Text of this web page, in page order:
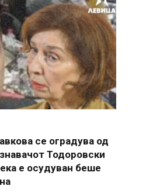
се оградува од
Тодоровски
е осудуван беше